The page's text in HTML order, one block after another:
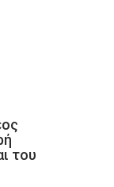
του